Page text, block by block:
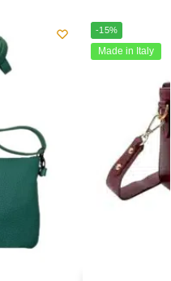
-15%
Made in Italy